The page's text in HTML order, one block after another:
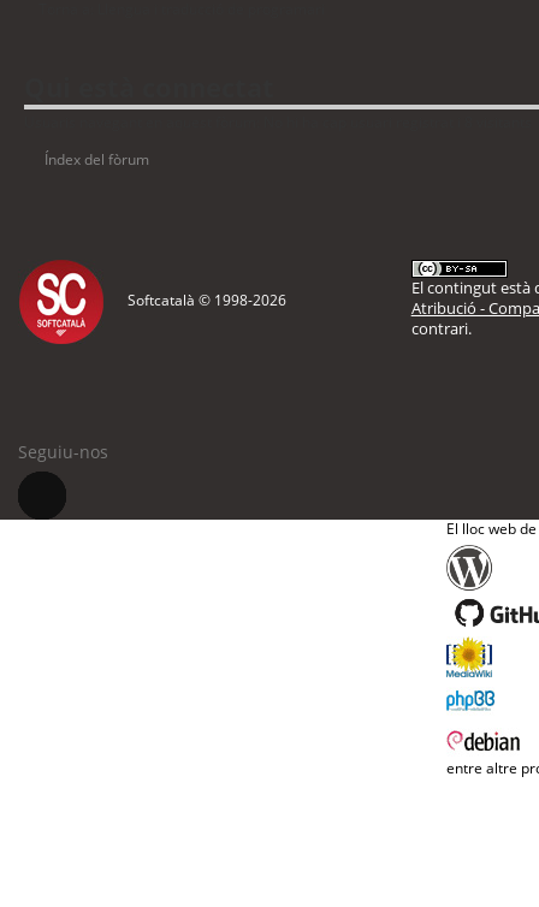
Índex del fòrum
Softcatalà © 1998-2026
El contingut està
Atribució -
contrari.
Seguiu-nos
El lloc web
entre altre